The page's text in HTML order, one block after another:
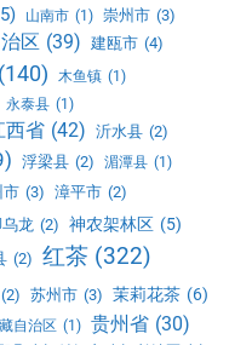
山南市 (1) 崇州市 (3)
区 (39) 建瓯市 (4)
(140) 木鱼镇 (1)
永泰县 (1)
西省 (42) 沂水县 (2)
浮梁县 (2) 湄潭县 (1)
市 (3) 漳平市 (2)
龙 (2) 神农架林区 (5)
(2) 红茶 (322)
(2) 苏州市 (3) 茉莉花茶 (6)
自治区 (1) 贵州省 (30)